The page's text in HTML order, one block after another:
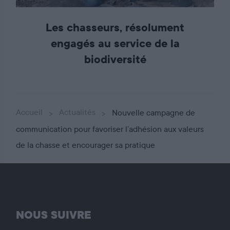
Les chasseurs, résolument
engagés au service de la
biodiversité
Accueil Actualités
Nouvelle campagne de
communication pour favoriser l’adhésion aux valeurs
de la chasse et encourager sa pratique
NOUS SUIVRE